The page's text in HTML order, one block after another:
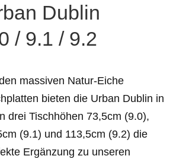
Dublin
/ 9.1 / 9.2
massiven Natur-Eiche
bieten die Urban Dublin in
drei Tischhöhen 73,5cm (9.0),
(9.1) und 113,5cm (9.2) die
Ergänzung zu unseren